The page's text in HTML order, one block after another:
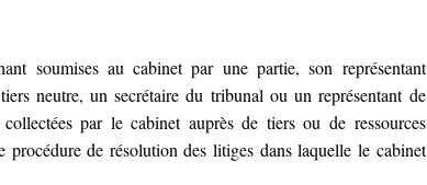
soumises au cabinet par une partie, son représentant
neutre, un secrétaire du tribunal ou un représentant de
par le cabinet auprès de tiers ou de ressources
procédure de résolution des litiges dans laquelle le cabinet